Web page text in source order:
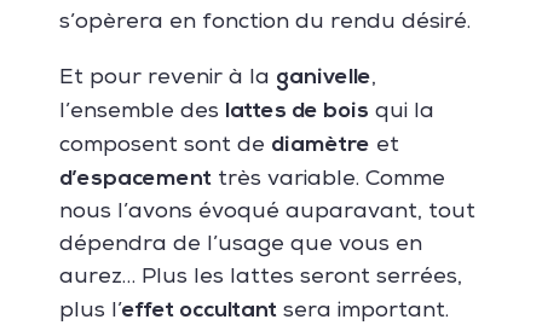
s’opèrera en fonction du rendu désiré.
Et pour revenir à la ganivelle,
l’ensemble des
lattes de bois qui la
composent sont de diamètre et
d’espacementtrès variable. Comme
nous l’avons évoqué auparavant, tout
dépendra de l’usage que vous en
aurez… Plus les lattes seront serrées,
plus l’effet occultantsera important.